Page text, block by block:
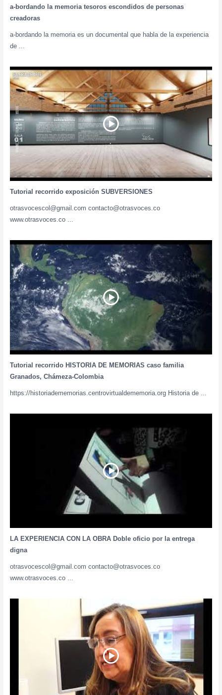
a-bordando la memoria tesoros escondidos de personas
creadoras
a-bordando la memoria es un documental que habla de la experiencia
de ...
Tutorial recorrido exposición SUBVERSIONES
otrasvocescol@gmail.com contacto@otrasvoces.co
www.otrasvoces.co ...
Tutorial recorrido HISTORIA DE MEMORIAS caso familia
Granados, Chámeza-Colombia
https://historiadememorias.centrovirtualdememoria.org Historia de ...
LA EXPERIENCIA CON LA OBRA Doble oficio por la entrega
digna
otrasvocescol@gmail.com contacto@otrasvoces.co
www.otrasvoces.co ...